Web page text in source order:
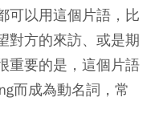
可以用這個片語，比
對方的來訪、或是期
重要的是，這個片語
而成為動名詞，常